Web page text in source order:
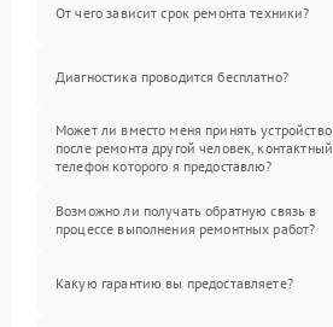
От чего зависит срок ремонта техники?
Диагностика проводится бесплатно?
Может ли вместо меня принять устройство
после ремонта другой человек, контактный
телефон которого я предоставлю?
Возможно ли получать обратную связь в
процессе выполнения ремонтных работ?
Какую гарантию вы предоставляете?